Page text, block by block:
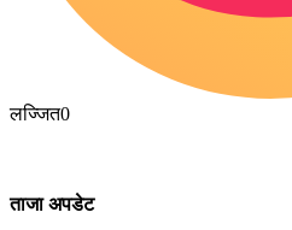
लज्जित0
ताजा अपडेट